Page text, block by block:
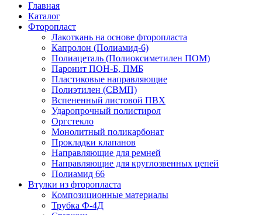
Главная
Каталог
Фторопласт
Лакоткань на основе фторопласта
Капролон (Полиамид-6)
Полиацеталь (Полиоксиметилен ПОМ)
Паронит ПОН-Б, ПМБ
Пластиковые направляющие
Полиэтилен (СВМП)
Вспененный листовой ПВХ
Ударопрочный полистирол
Оргстекло
Монолитный поликарбонат
Прокладки клапанов
Направляющие для ремней
Направляющие для круглозвенных цепей
Полиамид 66
Втулки из фторопласта
Композиционные материалы
Трубка Ф-4Д